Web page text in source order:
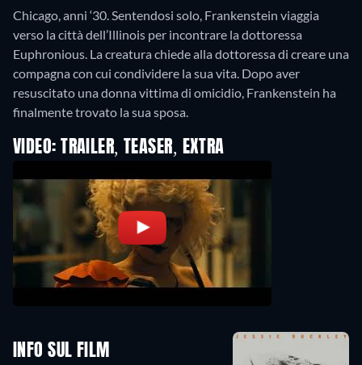
Chicago, anni ‘30. Sentendosi solo, Frankenstein viaggia
verso la città dell’Illinois per incontrare la dottoressa
Euphronious. La creatura chiede alla dottoressa di creare una
compagna con cui condividere la sua vita. Dopo aver
resuscitato una donna vittima di omicidio, Frankenstein ha
finalmente trovato la sua sposa.
VIDEO: TRAILER, TEASER, EXTRA
INFO SUL FILM